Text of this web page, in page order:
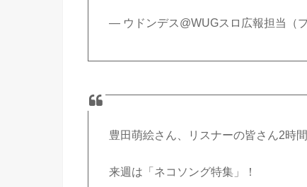
— ウドンデス@WUGスロ広報担当（
豊田萌絵さん、リスナーの皆さん2時
来週は「ネコソング特集」！